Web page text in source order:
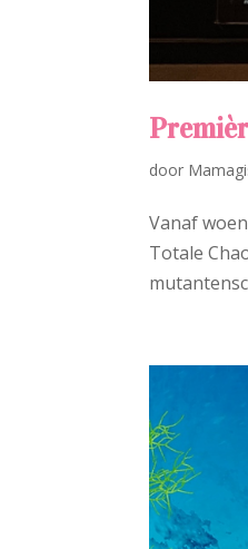
door
Vanaf
Totale